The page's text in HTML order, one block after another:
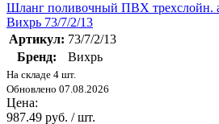
Шланг поливочный ПВХ трехслойн.
Вихрь 73/7/2/13
Артикул: 73/7/2/13
Бренд:
Вихрь
На складе 4 шт.
Обновлено 07.08.2026
Цена:
987.49 руб. / шт.